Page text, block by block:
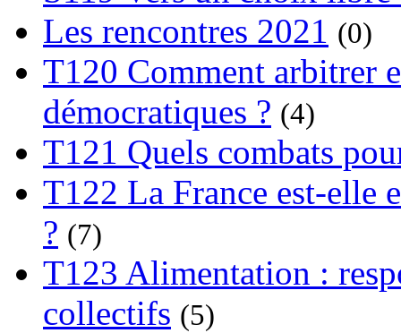
Les rencontres 2021 (0)
T120 Comment arbitrer
démocratiques ? (4)
T121 Quels combats
T122 La France est-elle
? (7)
T123 Alimentation :
collectifs (5)